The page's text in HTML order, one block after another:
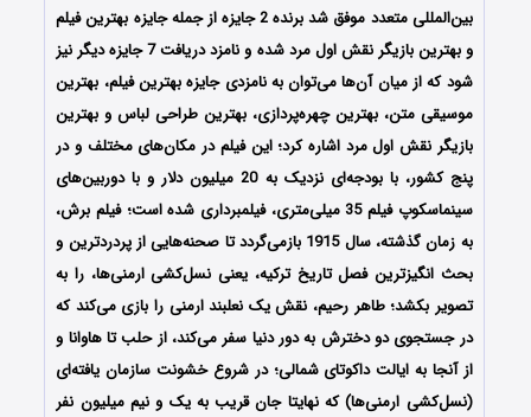
بین‌المللی متعدد موفق شد برنده 2 جایزه از جمله جایزه بهترین فیلم
و بهترین بازیگر نقش اول مرد شده و نامزد دریافت 7 جایزه دیگر نیز
شود که از میان آن‌ها می‌توان به نامزدی جایزه بهترین فیلم، بهترین
موسیقی متن، بهترین چهره‌پردازی، بهترین طراحی لباس و بهترین
بازیگر نقش اول مرد اشاره کرد؛ این فیلم در مکان‌های مختلف و در
پنج کشور، با بودجه‌ای نزدیک به 20 میلیون دلار و با دوربین‌های
سینماسکوپ فیلم 35 میلی‌متری، فیلمبرداری شده‌ است؛ فیلم برش،
به زمان گذشته، سال 1915 بازمی‌گردد تا صحنه‌هایی از پردردترین و
بحث انگیزترین فصل تاریخ ترکیه، یعنی نسل‌کشی ارمنی‌ها، را به
تصویر بکشد؛ طاهر رحیم، نقش یک نعلبند ارمنی را بازی می‌کند که
در جستجوی دو دخترش به دور دنیا سفر می‌کند، از حلب تا هاوانا و
از آنجا به ایالت داکوتای شمالی؛ در شروع خشونت سازمان یافته‌ای
(نسل‌کشی ارمنی‌ها) که نهایتا جان قریب به یک و نیم میلیون نفر